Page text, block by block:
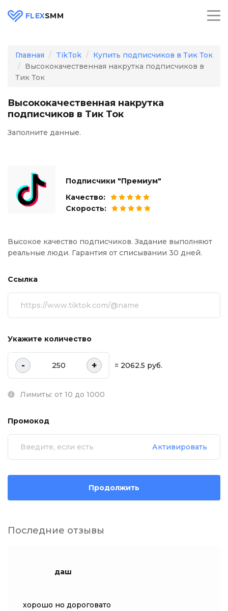
FLEXSMM
Главная TikTok
Купить подписчиков в Тик Ток
Высококачественная накрутка подписчиков в
Тик Ток
Высококачественная накрутка
подписчиков в Тик Ток
Заполните данные.
Подписчики "Премиум"
Качество:
Скорость:
Высокое качество подписчиков. Задание выполняют
реальные люди. Гарантия от списывании 30 дней.
Ссылка
Укажите количество
- + = 2062.5 руб.
Лимиты: от 10 до 1000
Промокод
Активировать
Продолжить
Последние отзывы
даш
хорошо но дороговато